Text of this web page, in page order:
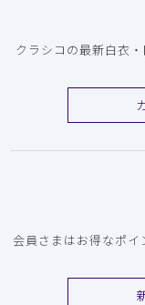
クラシコの最新白衣
会員さまはお得なポ